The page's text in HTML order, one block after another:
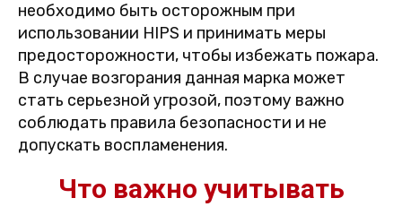
необходимо быть осторожным при
использовании HIPS и принимать меры
предосторожности, чтобы избежать пожара.
В случае возгорания данная марка может
стать серьезной угрозой, поэтому важно
соблюдать правила безопасности и не
допускать воспламенения.
Что важно учитывать